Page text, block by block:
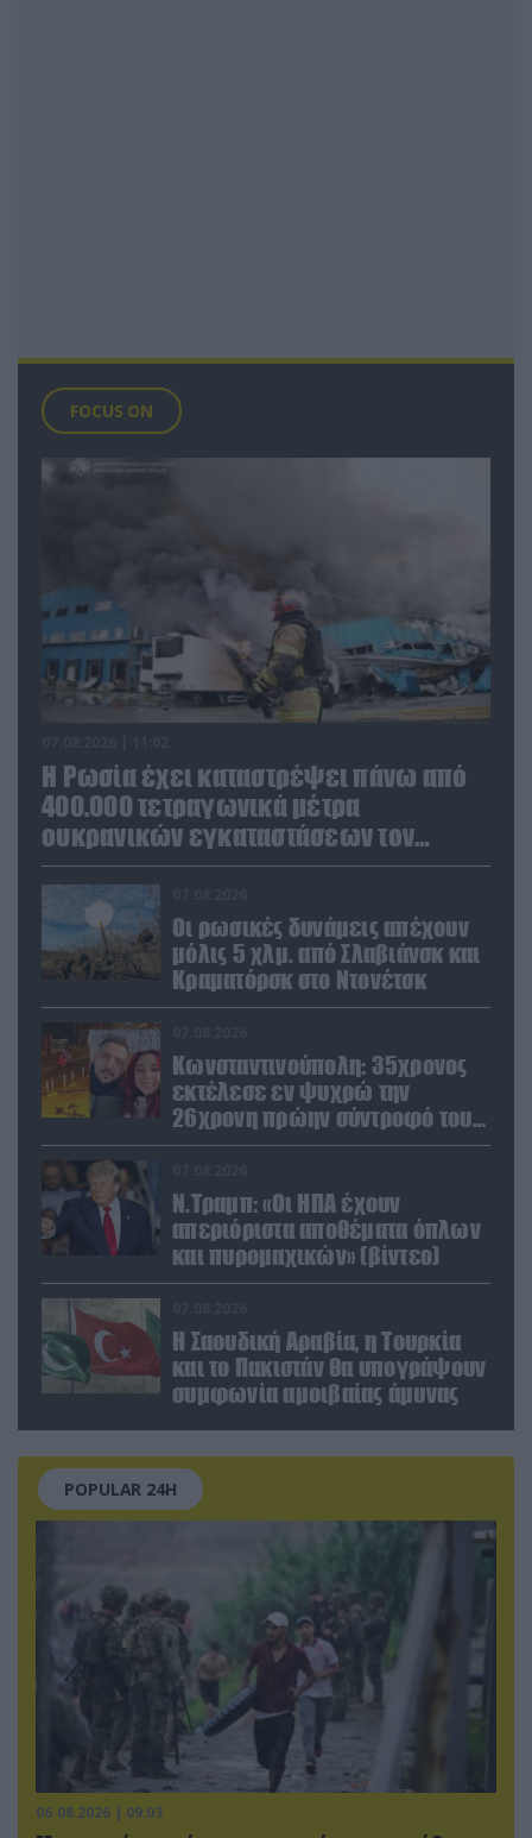
FOCUS ON
Η Ρωσία έχει καταστρέψει πάνω από
400.000 τετραγωνικά μέτρα
ουκρανικών εγκαταστάσεων τον
Ιούλιο
Οι ρωσικές δυνάμεις απέχουν
μόλις 5 χλμ. από Σλαβιάνσκ και
Κραματόρσκ στο Ντονέτσκ
Κωνσταντινούπολη: 35χρονος
εκτέλεσε εν ψυχρώ την
26χρονη πρώην σύντροφό του
έξω από φαρμακείο (βίντεο)
Ν.Τραμπ: «Οι ΗΠΑ έχουν
απεριόριστα αποθέματα όπλων
και πυρομαχικών» (βίντεο)
Η Σαουδική Αραβία, η Τουρκία
και το Πακιστάν θα υπογράψουν
συμφωνία αμοιβαίας άμυνας
POPULAR 24H
06.08.2026 | 09:03